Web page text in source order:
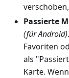
Passierte
(für Android)
Favoriten
als
Karte.